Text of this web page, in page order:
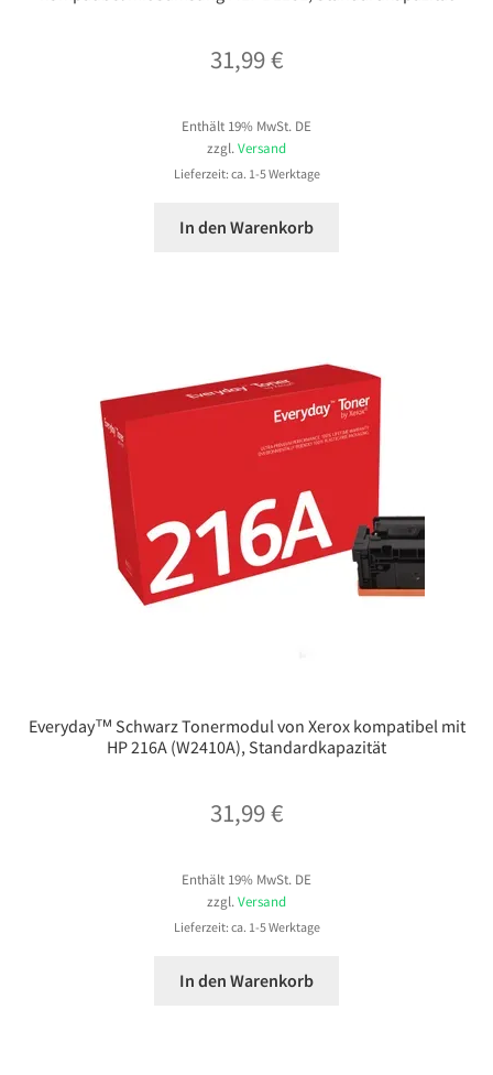
31,99€
Enthält 19% MwSt. DE
zzgl. Versand
Lieferzeit: ca. 1-5 Werktage
In den Warenkorb
Everyday™ Schwarz Tonermodul von Xerox kompatibel mit
HP 216A (W2410A), Standardkapazität
31,99€
Enthält 19% MwSt. DE
zzgl.Versand
Lieferzeit: ca. 1-5 Werktage
In den Warenkorb